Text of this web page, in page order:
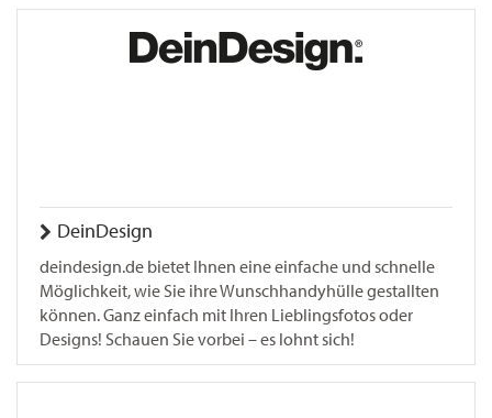
DeinDesign
deindesign.de bietet Ihnen eine einfache und schnelle
Möglichkeit, wie Sie ihre Wunschhandyhülle gestallten
können. Ganz einfach mit Ihren Lieblingsfotos oder
Designs! Schauen Sie vorbei – es lohnt sich!